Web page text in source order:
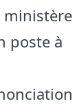
ministère
poste à